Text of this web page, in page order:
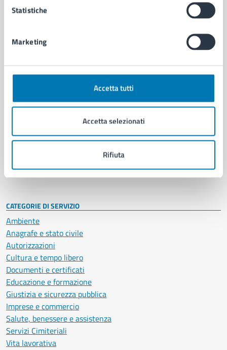
Statistiche
Marketing
Accetta tutti
Accetta selezionati
Rifiuta
Aree amministrative
Uffici
Politici
Intranet, posta aziendale e protocollo
CATEGORIE DI SERVIZIO
Ambiente
Anagrafe e stato civile
Autorizzazioni
Cultura e tempo libero
Documenti e certificati
Educazione e formazione
Giustizia e sicurezza pubblica
Imprese e commercio
Salute, benessere e assistenza
Servizi Cimiteriali
Vita lavorativa